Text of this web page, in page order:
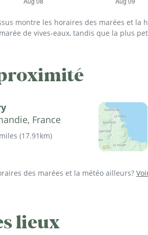
montre les horaires des marées et
de vives-eaux, tandis que la plus
France
(17.91km)
des marées et la météo ailleurs?
lieux